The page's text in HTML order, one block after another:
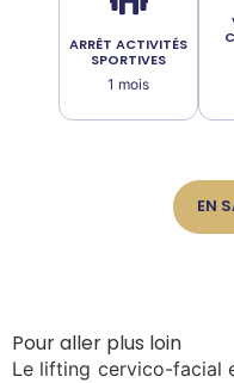
ARRÊT ACTIVITÉS
SPORTIVES
1 mois
EN
Pour aller plus loin
Le lifting cervico-facial